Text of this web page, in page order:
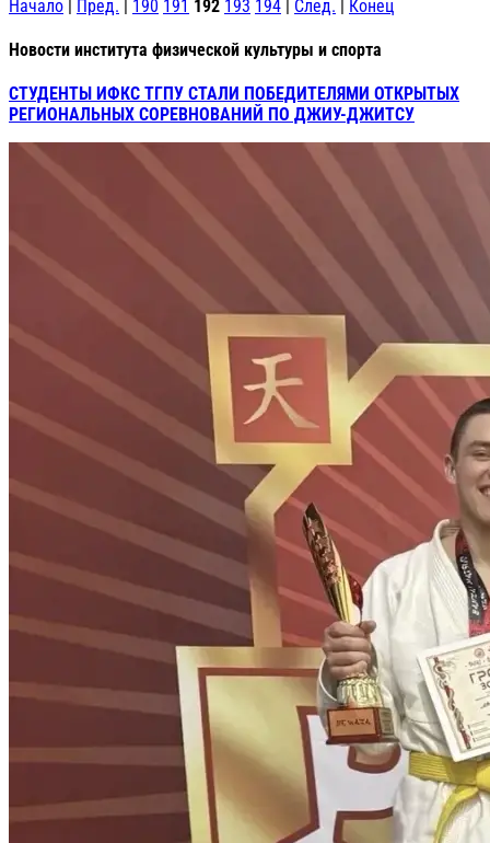
Начало | Пред. | 190 191 192 193 194 | След. | Конец
Новости института физической культуры и спорта
СТУДЕНТЫ ИФКС ТГПУ СТАЛИ ПОБЕДИТЕЛЯМИ ОТКРЫТЫХ
РЕГИОНАЛЬНЫХ СОРЕВНОВАНИЙ ПО ДЖИУ-ДЖИТСУ